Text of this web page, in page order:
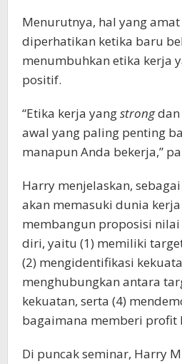
Menurutnya, hal yang
diperhatikan ketika baru
menumbuhkan etika kerja
positif.
“Etika kerja yangstrongdan
awal yang paling penting
manapun Anda bekerja,”
Harry menjelaskan,
akan memasuki dunia
membangun proposisi
diri, yaitu (1) memiliki
(2) mengidentifikasi
menghubungkan antara
kekuatan, serta (4)
bagaimana memberi profit
Di puncak seminar, Harry